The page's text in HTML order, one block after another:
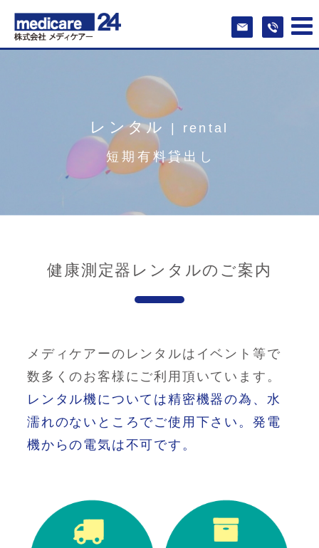
レンタル
短期有料貸出し
健康測定器レンタルのご案内
メディケアーのレンタルはイベント等で
数多くのお客様にご利用頂いています。
レンタル機については精密機器の為、水
濡れのないところでご使用下さい。発電
機からの電気は不可です。